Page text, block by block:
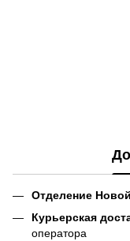
Отделение
Курьерская
оператора